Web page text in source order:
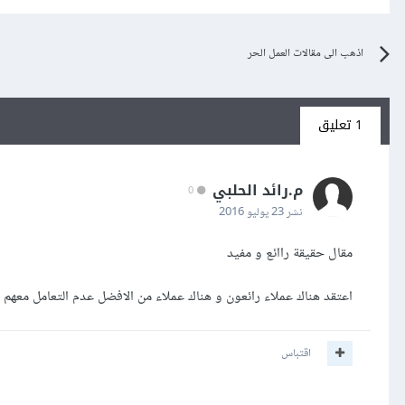
اذهب الى مقالات العمل الحر
1 تعليق
م.رائد الحلبي
نشر23 يوليو 2016
مقال حقيقة راائع و مفيد
اعتقد هناك عملاء رائعون و هناك عملاء من الافضل عدم التعامل
اقتباس